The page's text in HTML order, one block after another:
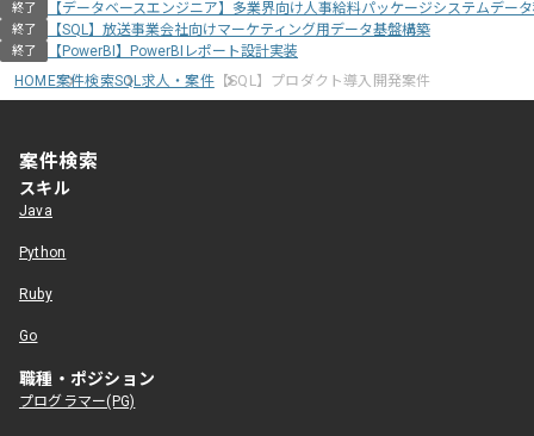
終了 【データベースエンジニア】多業界向け人事給料パッケージシステムデー
終了 【SQL】放送事業会社向けマーケティング用データ基盤構築
終了
【PowerBI】PowerBIレポート設計実装
HOME案件検索SQL求人・案件【SQL】プロダクト導入開発案件
案件検索
スキル
Java
Python
Ruby
Go
職種・ポジション
プログラマー(PG)